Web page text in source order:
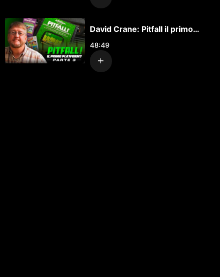
David Crane: Pitfall il primo
Platform?
48:49